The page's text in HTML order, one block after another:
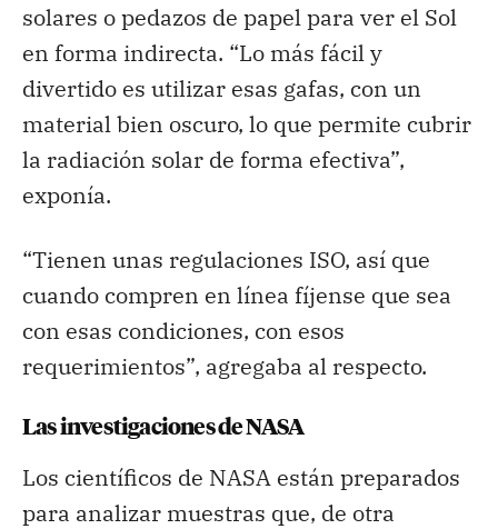
solares o pedazos de papel para ver el Sol
en forma indirecta. “Lo más fácil y
divertido es utilizar esas gafas, con un
material bien oscuro, lo que permite cubrir
la radiación solar de forma efectiva”,
exponía.
“Tienen unas regulaciones ISO, así que
cuando compren en línea fíjense que sea
con esas condiciones, con esos
requerimientos”, agregaba al respecto.
Las investigaciones de NASA
Los científicos de NASA están preparados
para analizar muestras que, de otra